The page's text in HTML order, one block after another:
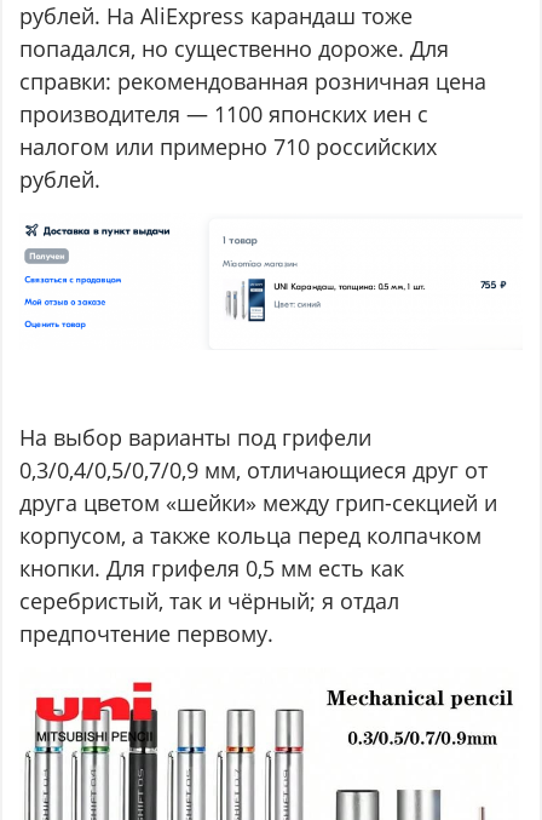
рублей. На AliExpress карандаш тоже
попадался, но существенно дороже. Для
справки: рекомендованная розничная цена
производителя — 1100 японских иен с
налогом или примерно 710 российских
рублей.
На выбор варианты под грифели
0,3/0,4/0,5/0,7/0,9 мм, отличающиеся друг от
друга цветом «шейки» между грип-секцией и
корпусом, а также кольца перед колпачком
кнопки. Для грифеля 0,5 мм есть как
серебристый, так и чёрный; я отдал
предпочтение первому.